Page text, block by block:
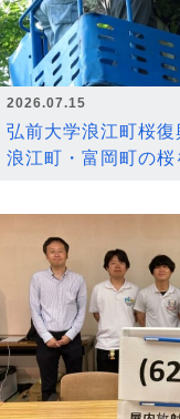
2026.07.15
弘前大学浪江町桜
浪江町・富岡町の桜